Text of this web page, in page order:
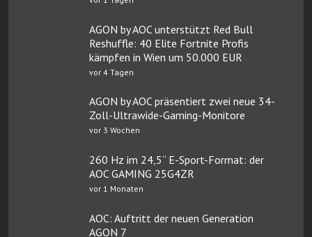
AGON by AOC unterstützt Red Bull
Reshuffle: 40 Elite Fortnite Profis
kämpfen in Wien um 50.000 EUR
vor 4 Tagen
AGON by AOC präsentiert zwei neue 34-
Zoll-Ultrawide-Gaming-Monitore
vor 3 Wochen
260 Hz im 24,5“ E-Sport-Format: der
AOC GAMING 25G4ZR
vor 1 Monaten
AOC: Auftritt der neuen Generation
AGON 7